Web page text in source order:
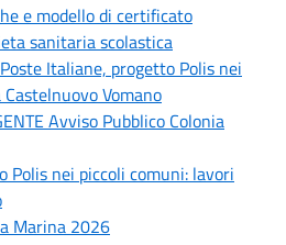
e modello di certificato
sanitaria scolastica
Poste Italiane, progetto Polis nei
Vomano
Avviso Pubblico Colonia
Polis nei piccoli comuni: lavori
Marina 2026